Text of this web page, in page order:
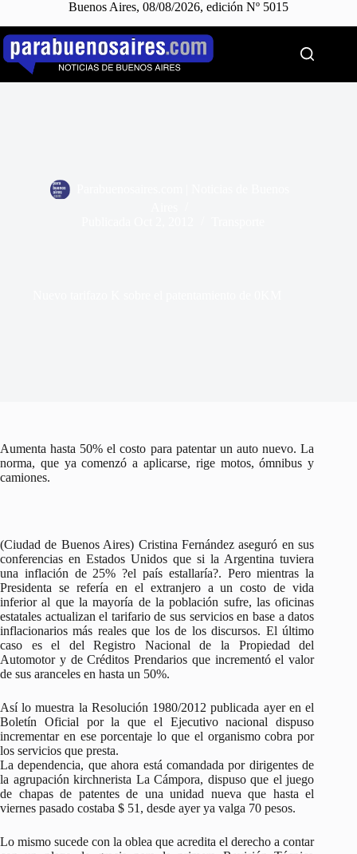
Buenos Aires, 08/08/2026, edición Nº 5015
Saltar
contenido
Aumenta hasta 50% el costo para patentar un auto nuevo. La
norma, que ya comenzó a aplicarse, rige motos, ómnibus y
camiones.
(Ciudad de Buenos Aires) Cristina Fernández aseguró en sus
conferencias en Estados Unidos que si la Argentina tuviera
una inflación de 25% ?el país estallaría?. Pero mientras la
Presidenta se refería en el extranjero a un costo de vida
inferior al que la mayoría de la población sufre, las oficinas
estatales actualizan el tarifario de sus servicios en base a datos
inflacionarios más reales que los de los discursos. El último
caso es el del Registro Nacional de la Propiedad del
Automotor y de Créditos Prendarios que incrementó el valor
de sus aranceles en hasta un 50%.
Así lo muestra la Resolución 1980/2012 publicada ayer en el
Boletín Oficial por la que el Ejecutivo nacional dispuso
incrementar en ese porcentaje lo que el organismo cobra por
los servicios que presta.
La dependencia, que ahora está comandada por dirigentes de
la agrupación kirchnerista La Cámpora, dispuso que el juego
de chapas de patentes de una unidad nueva que hasta el
viernes pasado costaba $ 51, desde ayer ya valga 70 pesos.
Lo mismo sucede con la oblea que acredita el derecho a contar